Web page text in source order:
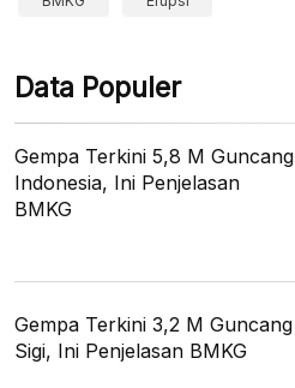
Data Populer
Gempa Terkini 5,8 M Guncang
Indonesia, Ini Penjelasan
BMKG
Gempa Terkini 3,2 M Guncang
Sigi, Ini Penjelasan BMKG